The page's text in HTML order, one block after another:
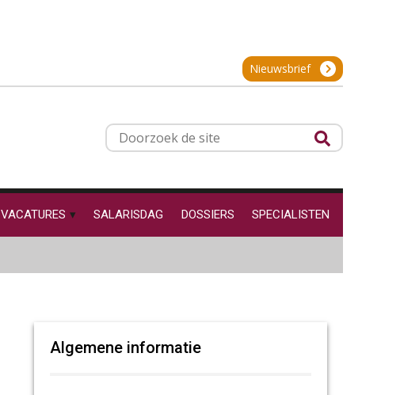
Nieuwsbrief
Doorzoek
de
VACATURES SALARISDAG DOSSIERS SPECIALISTEN
Algemene informatie